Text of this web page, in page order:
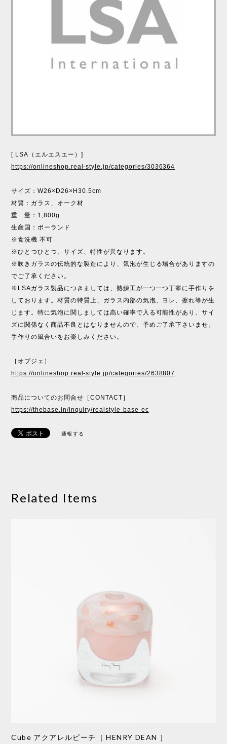
[ LSA（エルエスエー）]
https://onlineshop.real-style.jp/categories/3036364
サイズ：W26×D26×H30.5cm
材質：ガラス、オーク材
重 量：1,800g
生産国：ポーランド
※食洗機 不可
※ひとつひとつ、サイズ、特性が異なります。
※吹きガラスの伝統的な製造により、気泡が生じる場合がありますの
でご了承ください。
※LSAガラス製品につきましては、熟練工が一つ一つ丁寧に手作りを
しております。材質の特質上、ガラス内部の気泡、ヨレ、擦れ等が生
じます。特に気泡に関しましては高い確率で入る可能性があり、サイ
ズに関係なく商品不良とはなりませんので、予めご了承下さいませ。
手作りの風合いをお楽しみください。
［オブジェ］
https://onlineshop.real-style.jp/categories/2638807
商品についてのお問合せ［CONTACT］
https://thebase.in/inquiry/realstyle-base-ec
通報する
Related Items
Cube アクアレルピーチ［ HENRY DEAN ］